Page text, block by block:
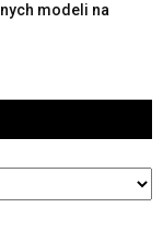
modeli na